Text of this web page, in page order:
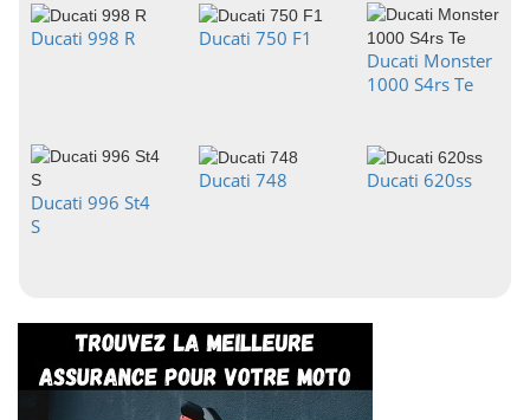
Ducati 998 R
Ducati 750 F1
Ducati Monster
1000 S4rs Te
Ducati 996 St4
S
Ducati 748 Ducati 620ss